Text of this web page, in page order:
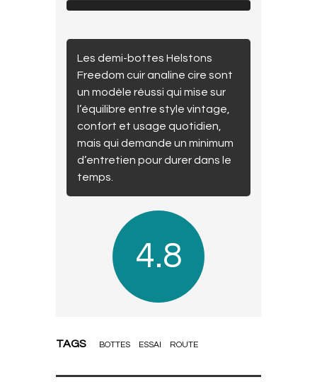
Les demi-bottes Helstons
Freedom cuir analine cire sont
un modèle réussi qui mise sur
l’équilibre entre style vintage,
confort et usage quotidien,
mais qui demande un minimum
d’entretien pour durer dans le
temps.
4.8
TAGS BOTTES ESSAI ROUTE